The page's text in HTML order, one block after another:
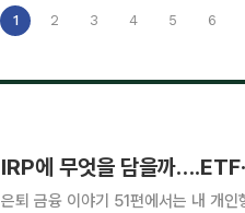
1 2 3 4 5 6
IRP에 무엇을 담을까
은퇴 금융 이야기 51편에서는 내 개